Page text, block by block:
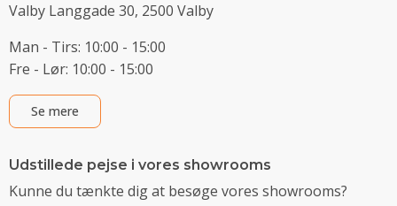
Valby Langgade 30, 2500 Valby
Man - Tirs: 10:00 - 15:00
Fre - Lør: 10:00 - 15:00
Se mere
Udstillede pejse i vores showrooms
Kunne du tænkte dig at besøge vores showrooms?